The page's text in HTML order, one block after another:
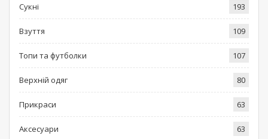
Сукні 193
Взуття 109
Топи та футболки 107
Верхній одяг 80
Прикраси 63
Аксесуари 63